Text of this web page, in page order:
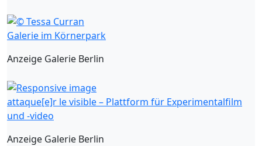
Galerie im Körnerpark
Anzeige Galerie Berlin
attaque[e]r le visible – Plattform für Experimentalfilm
und -video
Anzeige Galerie Berlin